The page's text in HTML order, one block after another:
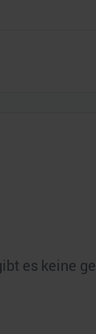
es keine